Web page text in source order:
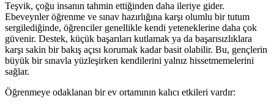
Teşvik, çoğu insanın tahmin ettiğinden daha ileriye gider.
Ebeveynler öğrenme ve sınav hazırlığına karşı olumlu bir tutum
sergilediğinde, öğrenciler genellikle kendi yeteneklerine daha çok
güvenir. Destek, küçük başarıları kutlamak ya da başarısızlıklara
karşı sakin bir bakış açısı korumak kadar basit olabilir. Bu, gençlerin
büyük bir sınavla yüzleşirken kendilerini yalnız hissetmemelerini
sağlar.
Öğrenmeye odaklanan bir ev ortamının kalıcı etkileri vardır: